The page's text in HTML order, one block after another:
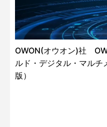
OWON(オウオン)社
ルド・デジタル・マル
版）